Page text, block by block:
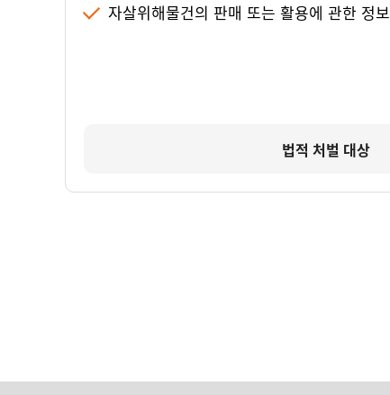
자살위해물건의 판매 또는 활용에 관한 정보
법적 처벌 대상